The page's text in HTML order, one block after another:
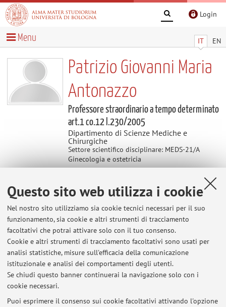
Questo sito web utilizza i cookie
Nel nostro sito utilizziamo sia cookie tecnici necessari per il suo
funzionamento, sia cookie e altri strumenti di tracciamento
facoltativi che potrai attivare solo con il tuo consenso.
Cookie e altri strumenti di tracciamento facoltativi sono usati per
analisi statistiche, misure sull'efficacia della comunicazione
istituzionale e analisi dei comportamenti degli utenti.
Se chiudi questo banner continuerai la navigazione solo con i
cookie necessari.
Puoi esprimere il consenso sui cookie facoltativi attivando l'opzione
Login
IT EN
Menu
Patrizio Giovanni Maria
Antonazzo
Professore straordinario a tempo determinato
art.1 co.12 l.230/2005
Dipartimento di Scienze Mediche e
Chirurgiche
Settore scientifico disciplinare: MEDS-21/A
Ginecologia e ostetricia
Contatti
E-mail: patrizio.antonazzo@unibo.it
Dipartimento di Scienze Mediche e Chirurgiche
Via Massarenti 9, Bologna -
Vai alla mappa